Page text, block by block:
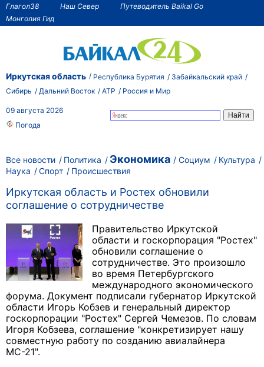
Глагол38 Наш Север
Путеводитель Baikal Go
Монголия Гид
Иркутская область Республика Бурятия
Забайкальский край
Сибирь
Дальний Восток АТР Россия и Мир
09 августа 2026
Погода
Все новости Политика Экономика Социум
Культура
Наука
Спорт Происшествия
Иркутская область и Ростех обновили
соглашение о сотрудничестве
Правительство Иркутской
области и госкорпорация "Ростех"
обновили соглашение о
сотрудничестве. Это произошло
во время Петербургского
международного экономического
форума. Документ подписали губернатор Иркутской
области Игорь Кобзев и генеральный директор
госкорпорации "Ростех" Сергей Чемезов. По словам
Игоря Кобзева, соглашение "конкретизирует нашу
совместную работу по созданию авиалайнера
МС-21".